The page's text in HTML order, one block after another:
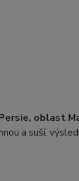
oblast
a suší,